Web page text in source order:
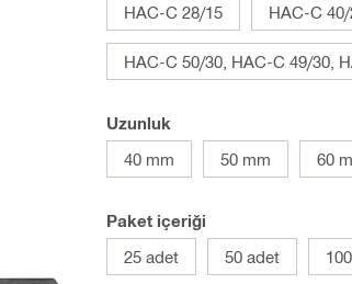
HAC-C 28/15
HAC-C
HAC-C 50/30, HAC-C 49/30,
Uzunluk
40 mm
50 mm 60
Paket içeriği
25 adet
50 adet